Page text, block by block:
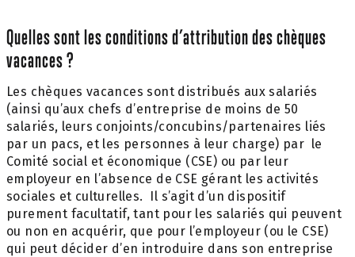
Quelles sont les conditions d’attribution des chèques
vacances ?
Les chèques vacances sont distribués aux salariés
(ainsi qu’aux chefs d’entreprise de moins de 50
salariés, leurs conjoints/concubins/partenaires liés
par un pacs, et les personnes à leur charge) par le
Comité social et économique (CSE) ou par leur
employeur en l’absence de CSE gérant les activités
sociales et culturelles. Il s’agit d’un dispositif
purement facultatif, tant pour les salariés qui peuvent
ou non en acquérir, que pour l’employeur (ou le CSE)
qui peut décider d’en introduire dans son entreprise